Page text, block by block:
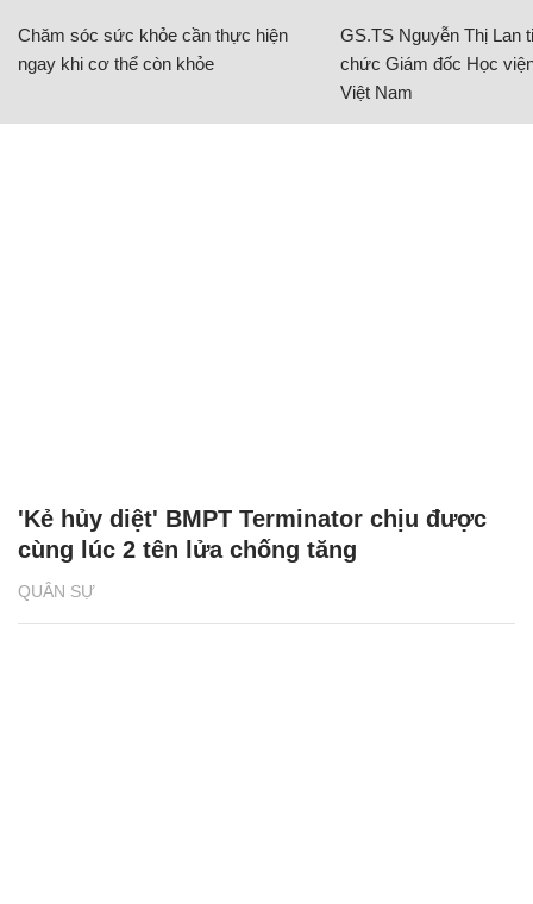
Chăm sóc sức khỏe cần thực hiện
ngay khi cơ thể còn khỏe
GS.TS Nguyễn Thị Lan
chức Giám đốc Học
Việt Nam
QUÂN SỰ
'Kẻ hủy diệt' BMPT Terminator chịu được
cùng lúc 2 tên lửa chống tăng